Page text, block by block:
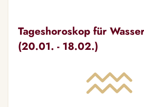
Tageshoroskop für
(20.01. - 18.02.)